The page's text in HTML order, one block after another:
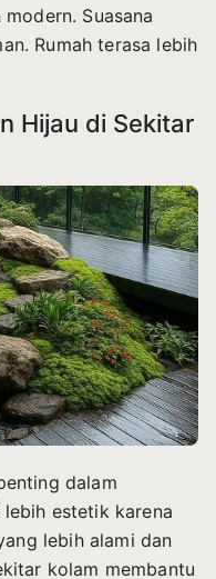
Suasana
Rumah terasa lebih
Hijau di Sekitar
dalam
estetik karena
lebih alami dan
kolam membantu